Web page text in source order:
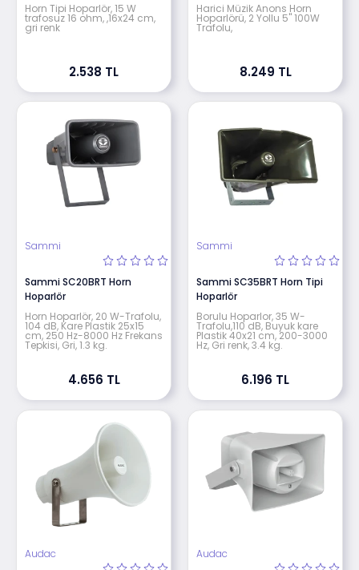
Horn Tipi Hoparlör, 15 W
trafosuz 16 ohm, ,16x24 cm,
gri renk
2.538 TL
Harici Müzik Anons Horn
Hoparlörü, 2 Yollu 5" 100W
Trafolu,
8.249 TL
Sammi
Sammi SC20BRT Horn
Hoparlör
Horn Hoparlör, 20 W-Trafolu,
104 dB, Kare Plastik 25x15
cm, 250 Hz-8000 Hz Frekans
Tepkisi, Gri, 1.3 kg.
4.656 TL
Sammi
Sammi SC35BRT Horn Tipi
Hoparlör
Borulu Hoparlor, 35 W-
Trafolu,110 dB, Buyuk kare
Plastik 40x21 cm, 200-3000
Hz, Gri renk, 3.4 kg.
6.196 TL
Audac Audac